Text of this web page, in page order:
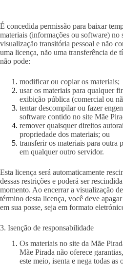
É concedida permissão para baixar
materiais (informações ou software) no
visualização transitória pessoal e não
uma licença, não uma transferência de
não pode:
modificar ou copiar os materiais;
usar os materiais para qualquer
exibição pública (comercial ou
tentar descompilar ou fazer
software contido no site Mãe
remover quaisquer direitos
propriedade dos materiais; ou
transferir os materiais para outra
em qualquer outro servidor.
Esta licença será automaticamente
dessas restrições e poderá ser
momento. Ao encerrar a visualização
término desta licença, você deve
em sua posse, seja em formato
3. Isenção de responsabilidade
Os materiais no site da Mãe
Mãe Pirada não oferece
este meio, isenta e nega todas